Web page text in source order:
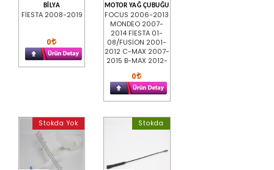
BİLYA
FİESTA 2008-2019
0
MOTOR YAĞ ÇUBUĞU
FOCUS 2006-2013
MONDEO 2007-
2014 FİESTA 01-
08/FUSİON 2001-
2012 C-MAX 2007-
2015 B-MAX 2012-
0
Stokda Yok Stokda